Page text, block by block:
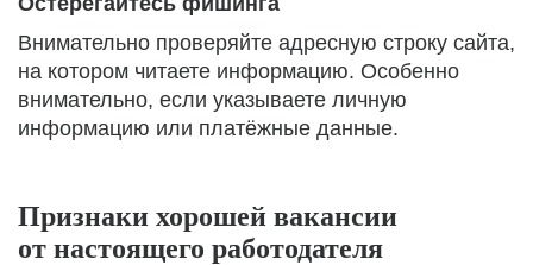
Внимательно проверяйте адресную строку сайта,
на котором читаете информацию. Особенно
внимательно, если указываете личную
информацию или платёжные данные.
Признаки хорошей вакансии
от настоящего работодателя